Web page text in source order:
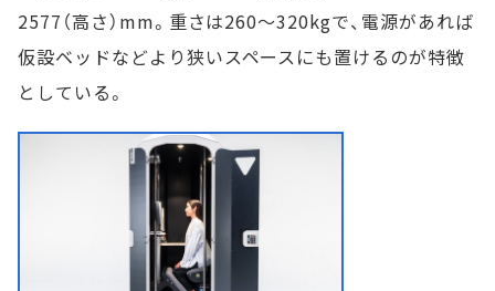
2577（高さ）mm。重さは260～320kgで、電源があれば
仮設ベッドなどより狭いスペースにも置けるのが特徴
としている。